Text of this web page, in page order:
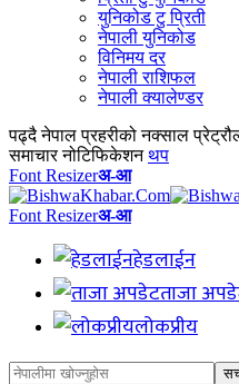
युनिकोड टु प्रिती
नेपाली युनिकोड
विनिमय दर
नेपाली राशिफल
नेपाली क्यालेण्डर
पढ्दै नेपाल प्रहरीको नक्साल
समाचार नोटिफिकेशन थप
Font Resizerअ-आ
Font Resizerअ-आ
हेडलाईन
ताजा
लोकप्रीय